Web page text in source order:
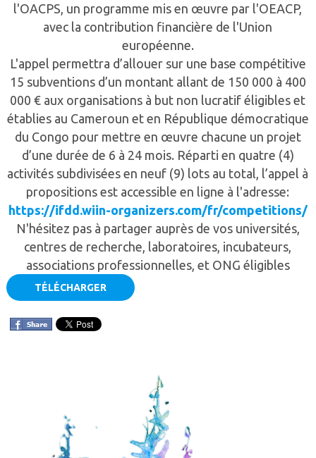
l'OACPS, un programme mis en œuvre par l'OEACP,
avec la contribution financière de l'Union
européenne.
L'appel permettra d’allouer sur une base compétitive
15 subventions d’un montant allant de 150 000 à 400
000 € aux organisations à but non lucratif éligibles et
établies au Cameroun et en République démocratique
du Congo pour mettre en œuvre chacune un projet
d’une durée de 6 à 24 mois. Réparti en quatre (4)
activités subdivisées en neuf (9) lots au total, l’appel à
propositions est accessible en ligne à l'adresse:
https://ifdd.wiin-organizers.com/fr/competitions/
N'hésitez pas à partager auprès de vos universités,
centres de recherche, laboratoires, incubateurs,
associations professionnelles, et ONG éligibles
TÉLÉCHARGER